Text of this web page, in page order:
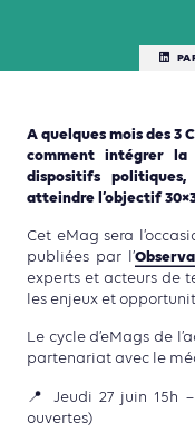
A quelques mois des
comment intégrer la
dispositifs
atteindre l’objectif
Cet eMag sera
publiées par l’
experts et acteurs de
les enjeux et
Le cycle d’eMags de
partenariat avec le
📍 Jeudi 27 juin 15h
ouvertes)